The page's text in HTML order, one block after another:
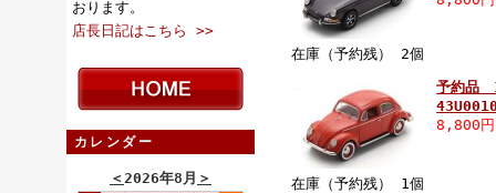
おります。
店長日記はこちら >>
カレンダー
＜2026年8月 ＞
在庫（予約残） 2個
在庫（予約残） 1個
予約品
8,800